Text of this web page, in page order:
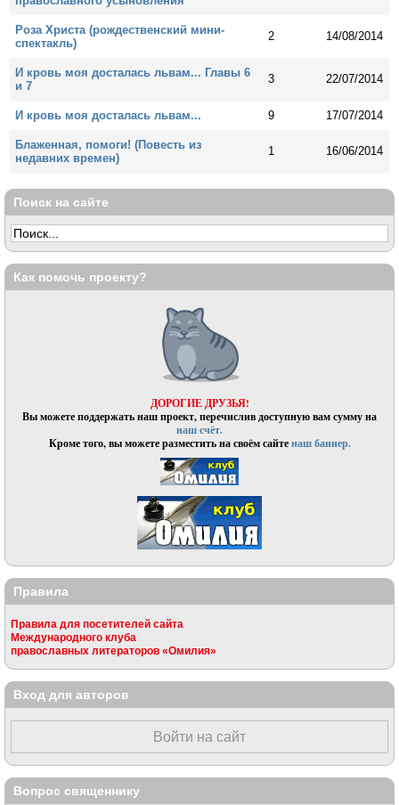
Роза Христа (рождественский мини-
спектакль)
2 14/08/2014
И кровь моя досталась львам... Главы 6
и 7
3 22/07/2014
И кровь моя досталась львам... 9 17/07/2014
Блаженная, помоги! (Повесть из
недавних времен)
1 16/06/2014
Поиск на сайте
Как помочь проекту?
ДОРОГИЕ ДРУЗЬЯ!
Вы можете поддержать наш проект, перечислив доступную вам сумму на
наш счёт.
Кроме того, вы можете разместить на своём сайтенаш баннер.
Правила
Правила для посетителей сайта
Международного клуба
православных литераторов «Омилия»
Вход для авторов
Войти на сайт
Вопрос священнику